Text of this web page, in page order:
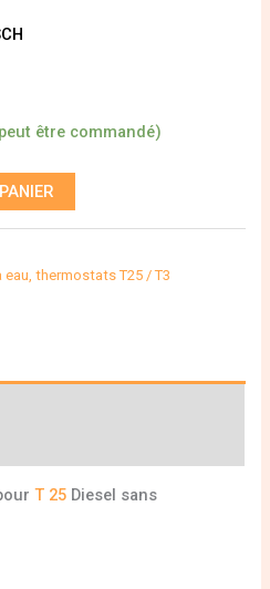
être commandé)
eau, thermostats T25 / T3
T 25 Diesel sans